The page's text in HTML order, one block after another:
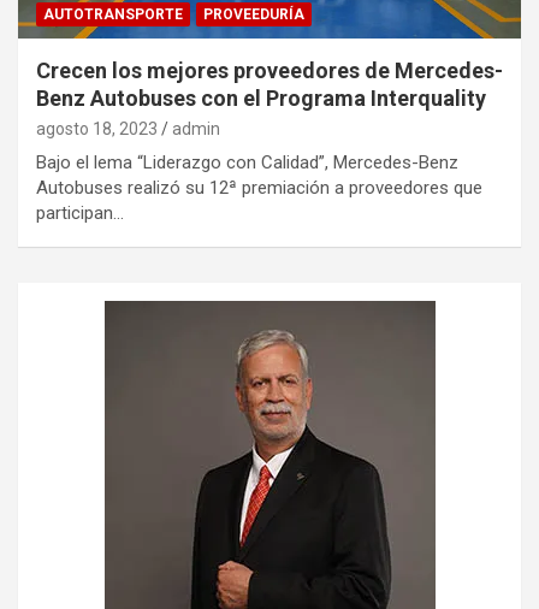
AUTOTRANSPORTE PROVEEDURÍA
Crecen los mejores proveedores de Mercedes-
Benz Autobuses con el Programa Interquality
agosto 18, 2023 admin
Bajo el lema “Liderazgo con Calidad”, Mercedes-Benz
Autobuses realizó su 12ª premiación a proveedores que
participan…